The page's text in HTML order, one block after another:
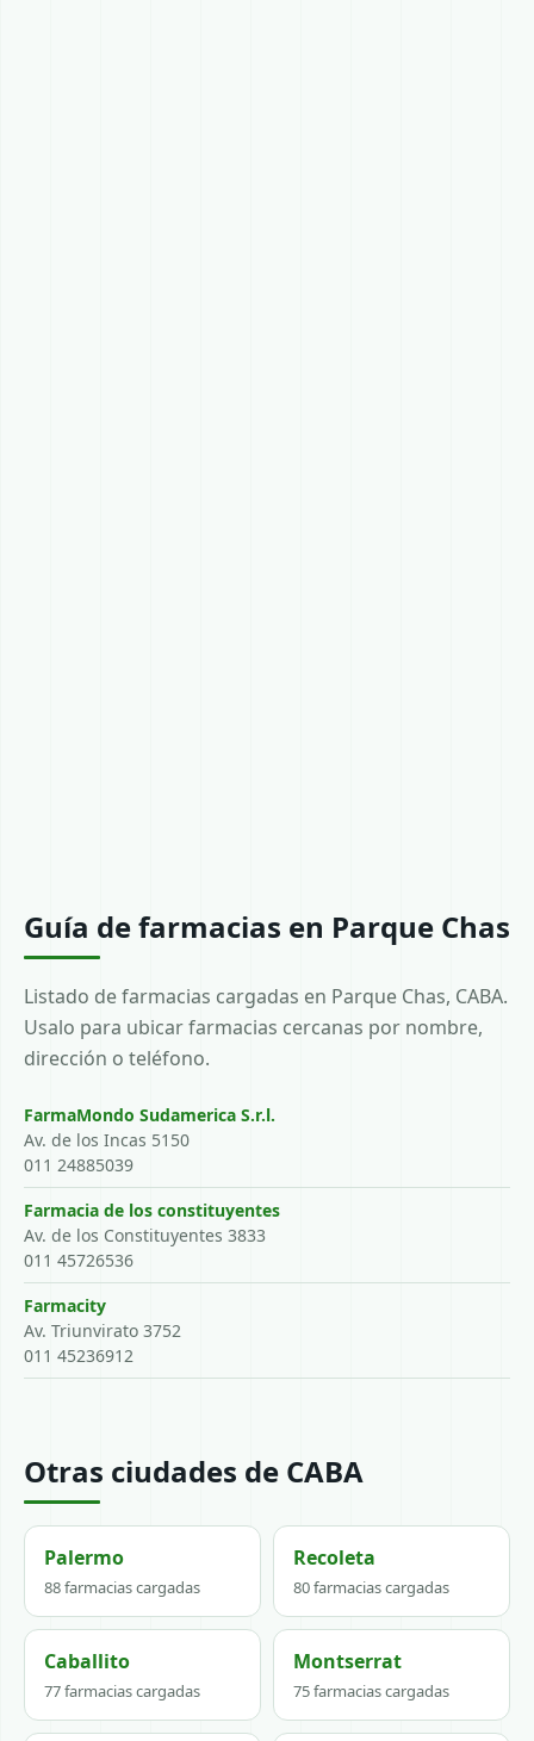
Guía de farmacias en Parque Chas
Listado de farmacias cargadas en Parque Chas, CABA.
Usalo para ubicar farmacias cercanas por nombre,
dirección o teléfono.
FarmaMondo Sudamerica S.r.l.
Av. de los Incas 5150
011 24885039
Farmacia de los constituyentes
Av. de los Constituyentes 3833
011 45726536
Farmacity
Av. Triunvirato 3752
011 45236912
Otras ciudades de CABA
Palermo
88 farmacias cargadas
Recoleta
80 farmacias cargadas
Caballito
77 farmacias cargadas
Montserrat
75 farmacias cargadas